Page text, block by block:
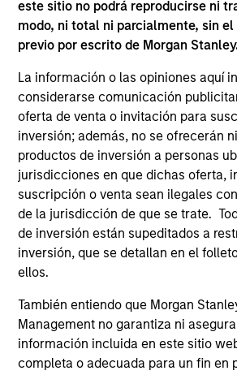
este sitio no podrá reproducirse ni
modo, ni total ni parcialmente, sin
previo por escrito de Morgan
La información o las opiniones aquí
considerarse comunicación
oferta de venta o invitación para
inversión; además, no se ofrecerán
productos de inversión a personas
jurisdicciones en que dichas oferta,
suscripción o venta sean ilegales
de la jurisdicción de que se trate.
de inversión están supeditados a
inversión, que se detallan en el
ellos.
También entiendo que Morgan
Management no garantiza ni
información incluida en este sitio
completa o adecuada para un fin en
portfolios.
Head of North America
Ashwin Krishnan on
Podcast